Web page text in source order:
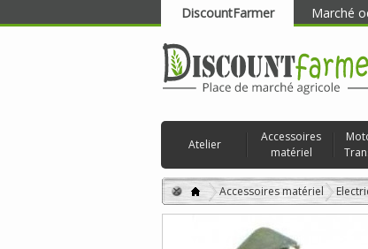
DiscountFarmer Marché
RECHERCHER
Atelier
Accessoires
matériel
Accessoires matériel